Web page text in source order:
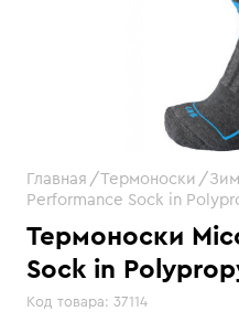
Термоноски
Sock in
Код товара: 37114
Главная Термоноски
Performance Sock in